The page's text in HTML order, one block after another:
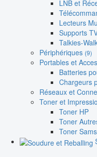
LNB et
Lecteurs
Supports
Talkies-
Périphériques (9)
Portables et
Batteries
Chargeurs
Réseaux et
Toner et
Toner HP
Toner
Toner